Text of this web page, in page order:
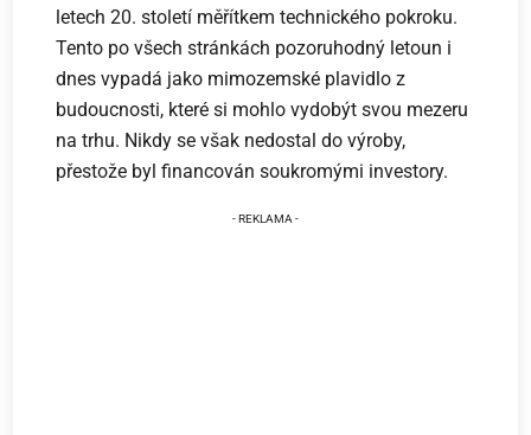
letech 20. století měřítkem technického pokroku.
Tento po všech stránkách pozoruhodný letoun i
dnes vypadá jako mimozemské plavidlo z
budoucnosti, které si mohlo vydobýt svou mezeru
na trhu. Nikdy se však nedostal do výroby,
přestože byl financován soukromými investory.